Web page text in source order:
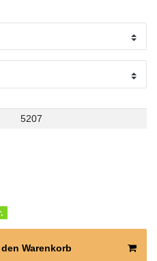
5207
Warenkorb